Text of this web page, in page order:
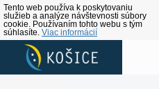
Tento web používa k poskytovaniu
služieb a analýze návštevnosti súbory
cookie. Používaním tohto webu s tým
súhlasíte. Viac informácií